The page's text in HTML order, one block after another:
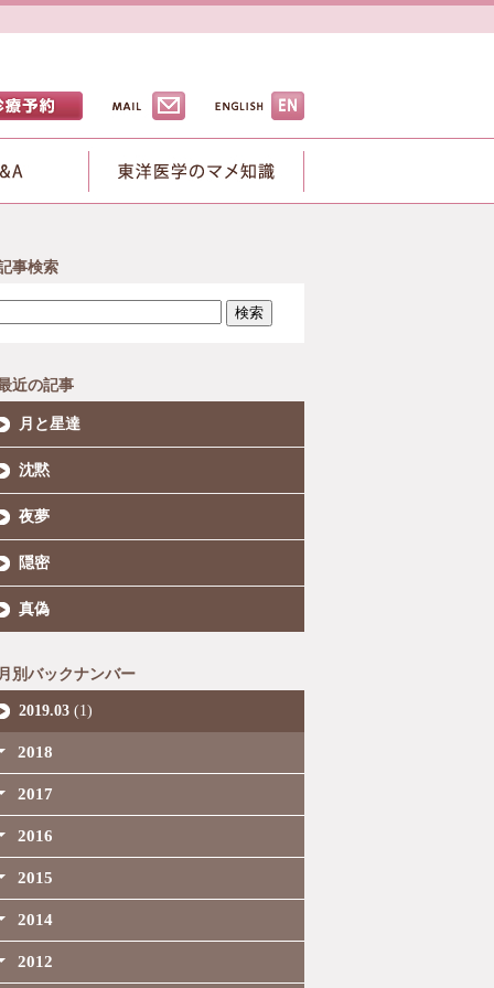
事検索
検索
近の記事
月と星達
沈黙
夜夢
隠密
真偽
月別バックナンバー
2019.03 (1)
2018
2017
2016
2015
2014
2012